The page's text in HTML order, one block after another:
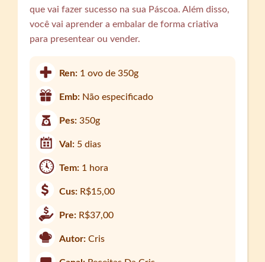
que vai fazer sucesso na sua Páscoa. Além disso,
você vai aprender a embalar de forma criativa
para presentear ou vender.
Ren: 1 ovo de 350g
Emb: Não especificado
Pes:350g
Val: 5 dias
Tem: 1 hora
Cus: R$15,00
Pre: R$37,00
Autor: Cris